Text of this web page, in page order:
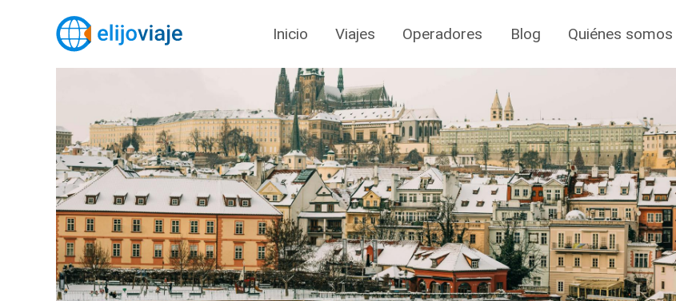
Inicio Viajes Operadores Blog Quiénes somos